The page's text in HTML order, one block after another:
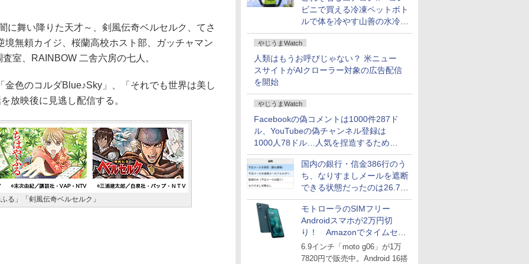
ビニで買える冷凍ペットボト
ルで体を冷やす山善の水冷ベ
ストがロードバイクにちょう
どいい【ぼっち・ざ・ろー
ど！その14】
やじうまWatch
人類はもうお呼びじゃない？ 米ニュー
スサイトがAIクローラー対象の広告配信
を開始
やじうまWatch
Facebookの偽コメントは1000件287ド
ル、YouTubeの偽チャンネル登録は
1000人78ドル…人気を捏造するための
価格リストが公開中
国内の銀行・信金386行のう
ち、なりすましメールを遮断
できる状態だったのは26.7％
にとどまる～GMOブランド
セキュリティ調査
モトローラのSIMフリー
Androidスマホが2万円切
り！ Amazonでタイムセー
ル
6.9インチ「moto g06」が1万
7820円で販売中。Android 16搭
舞い降りた天才～、剣風伝奇ベルセルク、てさ
境無頼カイジ、桜蘭高校ホスト部、ガッチャマン
室、RAINBOW 二舎六房の七人。
色のコルダBlue♪Sky」、「それでも世界は美し
放映後に見逃し配信する。
る」「剣風伝奇ベルセルク」